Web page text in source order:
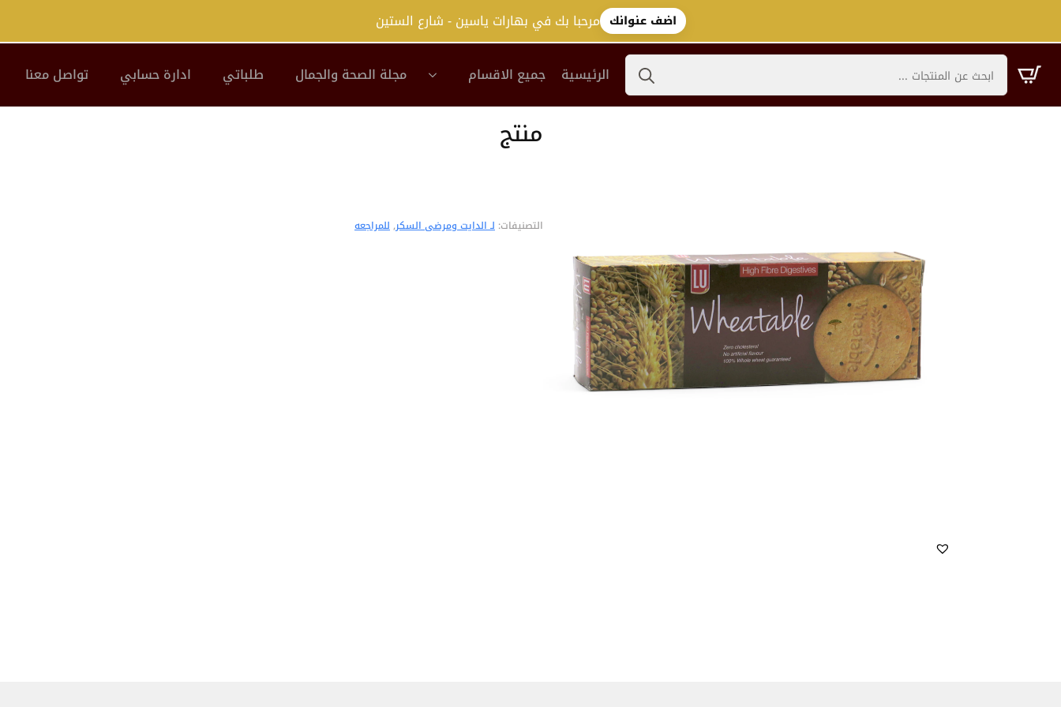
اضف عنوانك مرحبا بك في بهارات ياسين - شارع الستين
Search
الرئيسية جميع الاقسام مجلة الصحة والجمال طلباتي ادارة حسابي تواصل معنا
منتج
التصنيفات: لـ الدايت ومرضى السكر,للمراجعه